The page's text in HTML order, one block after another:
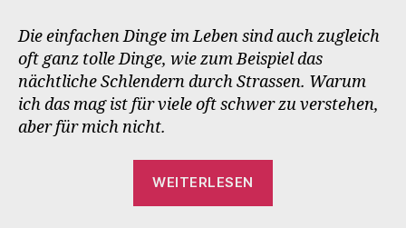
Die einfachen Dinge im Leben sind auch zugleich
oft ganz tolle Dinge, wie zum Beispiel das
nächtliche Schlendern durch Strassen. Warum
ich das mag ist für viele oft schwer zu verstehen,
aber für mich nicht.
WEITERLESEN